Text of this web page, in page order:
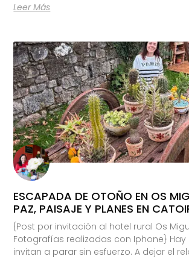
Leer Más
ESCAPADA DE OTOÑO EN OS
PAZ, PAISAJE Y PLANES EN
{Post por invitación al hotel rural Os
Fotografías realizadas con Iphone} Hay
invitan a parar sin esfuerzo. A dejar el